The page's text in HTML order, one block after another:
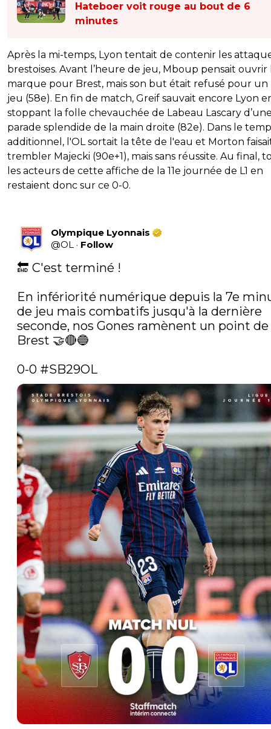
Hateboer voit rouge au bout de 6
minutes
Après la mi-temps, Lyon tentait de contenir les
brestoises. Avant l’heure de jeu, Mboup pensait ouvrir
marque pour Brest, mais son but était refusé pour un
jeu (58e). En fin de match, Greif sauvait encore Lyon
stoppant la folle chevauchée de Labeau Lascary
parade splendide de la main droite (82e). Dans le
additionnel, l'OL sortait la tête de l'eau et Morton
trembler Majecki (90e+1), mais sans réussite. Au final,
les acteurs de cette affiche de la 11e journée de L1 en
restaient donc sur ce 0-0.
Olympique Lyonnais
@OL · Follow
🔚 C'est terminé !
En infériorité numérique depuis la 7e
de jeu mais combatifs jusqu'à la dernière
seconde, nos Gones ramènent un point de
Brest 🤝🔴🔵
0-0 #SB29OL